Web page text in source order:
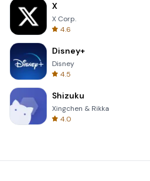
X
X Corp.
4.6
Disney+
Disney
4.5
Shizuku
Xingchen & Rikka
4.0